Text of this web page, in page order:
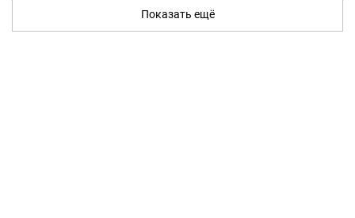
Показать ещё